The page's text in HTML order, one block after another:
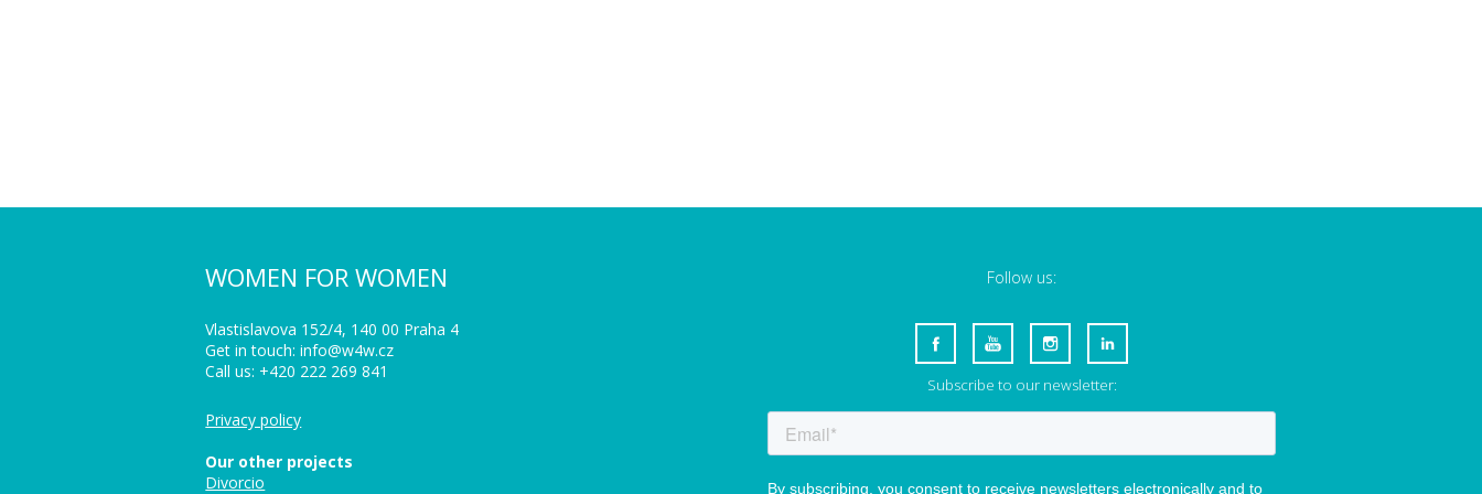
WOMEN FOR WOMEN
Vlastislavova 152/4, 140 00 Praha 4
Get in touch: info@w4w.cz
Call us: +420 222 269 841
Privacy policy
Our other projects
Divorcio
Follow us:
Subscribe to our newsletter: